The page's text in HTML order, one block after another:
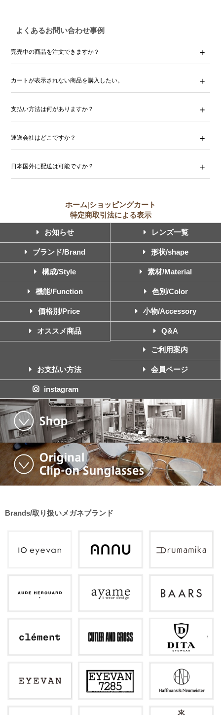
よくあるお問い合わせ事例
完売中の商品を注文できますか？
カートが表示されない商品を購入したい。
支払い方法は何がありますか？
運送会社はどこですか？
日本国外に配送は可能ですか？
ホーム ショッピングカート
特定商取引法による表示
お知らせ レンズ一覧
ブランド/Brand 形状/shape
構成/Style 素材/Material
機能/Function 色別/Color
価格別/Price 小物/Accessory
オススメ商品 Q&A
ご利用案内
お支払い方法 会員ページ
instagram
Brands/取り扱いメガネブランド